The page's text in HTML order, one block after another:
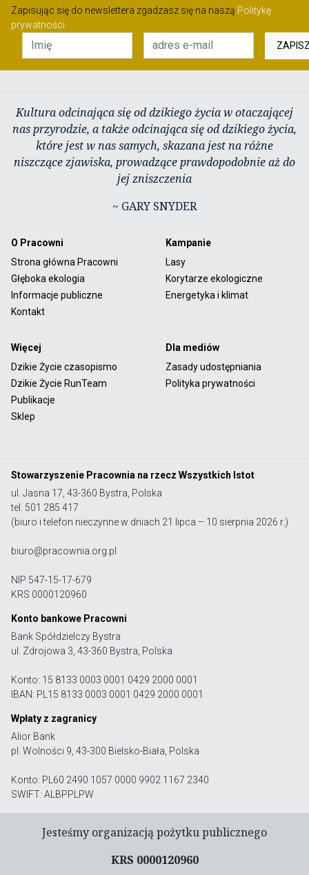
Zapisując się do newslettera zgadzasz się na naszą Politykę
prywatności
Kultura odcinająca się od dzikiego życia w otaczającej
nas przyrodzie, a także odcinająca się od dzikiego życia,
które jest w nas samych, skazana jest na różne
niszczące zjawiska, prowadzące prawdopodobnie aż do
jej zniszczenia
~ GARY SNYDER
O Pracowni
Strona główna Pracowni
Głęboka ekologia
Informacje publiczne
Kontakt
Kampanie
Lasy
Korytarze ekologiczne
Energetyka i klimat
Więcej
Dzikie Życie czasopismo
Dzikie Życie RunTeam
Publikacje
Sklep
Dla mediów
Zasady udostępniania
Polityka prywatności
Stowarzyszenie Pracownia na rzecz Wszystkich Istot
ul. Jasna 17, 43-360 Bystra, Polska
tel. 501 285 417
(biuro i telefon nieczynne w dniach 21 lipca – 10 sierpnia 2026 r.)
biuro@pracownia.org.pl
NIP 547-15-17-679
KRS 0000120960
Konto bankowe Pracowni
Bank Spółdzielczy Bystra
ul. Zdrojowa 3, 43-360 Bystra, Polska
Konto: 15 8133 0003 0001 0429 2000 0001
IBAN: PL15 8133 0003 0001 0429 2000 0001
Wpłaty z zagranicy
Alior Bank
pl. Wolności 9, 43-300 Bielsko-Biała, Polska
Konto: PL60 2490 1057 0000 9902 1167 2340
SWIFT: ALBPPLPW
Jesteśmy organizacją pożytku publicznego
KRS 0000120960